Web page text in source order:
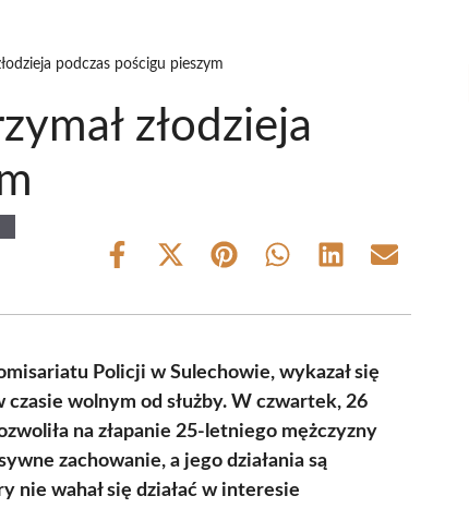
podczas pościgu pieszym
złodzieja
Share
Share
(Twitter)
Share Share Share Share
Policji w Sulechowie, wykazał się
wolnym od służby. W czwartek, 26
na złapanie 25-letniego mężczyzny
zachowanie, a jego działania są
nie wahał się działać w interesie